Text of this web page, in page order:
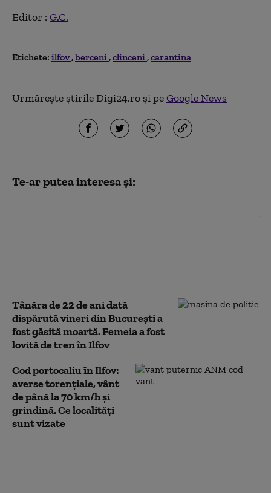
Editor : G.C.
Etichete: ilfov berceni clinceni carantina
Urmărește știrile Digi24.ro și peGoogle News
Te-ar putea interesa și:
Tânăra de 22 de ani dată
dispărută vineri din București a
fost găsită moartă. Femeia a fost
lovită de tren în Ilfov
Cod portocaliu în Ilfov:
averse torențiale, vânt
de până la 70 km/h și
grindină. Ce localități
sunt vizate